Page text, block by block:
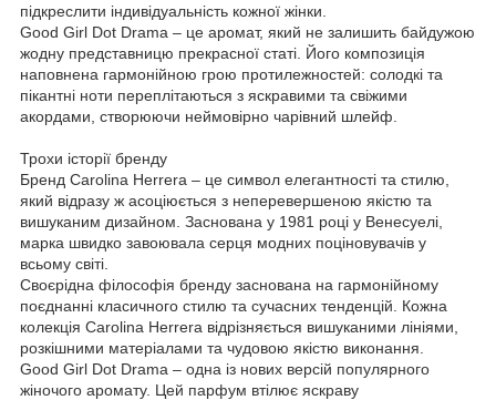
підкреслити індивідуальність кожної жінки.
Good Girl Dot Drama – це аромат, який не залишить байдужою
жодну представницю прекрасної статі. Його композиція
наповнена гармонійною грою протилежностей: солодкі та
пікантні ноти переплітаються з яскравими та свіжими
акордами, створюючи неймовірно чарівний шлейф.
Трохи історії бренду
Бренд Carolina Herrera – це символ елегантності та стилю,
який відразу ж асоціюється з неперевершеною якістю та
вишуканим дизайном. Заснована у 1981 році у Венесуелі,
марка швидко завоювала серця модних поціновувачів у
всьому світі.
Своєрідна філософія бренду заснована на гармонійному
поєднанні класичного стилю та сучасних тенденцій. Кожна
колекція Carolina Herrera відрізняється вишуканими лініями,
розкішними матеріалами та чудовою якістю виконання.
Good Girl Dot Drama – одна із нових версій популярного
жіночого аромату. Цей парфум втілює яскраву